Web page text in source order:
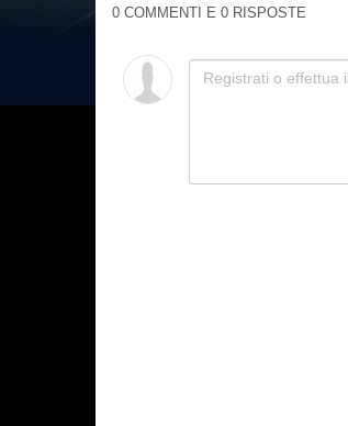
0 COMMENTI E 0 RISPOSTE